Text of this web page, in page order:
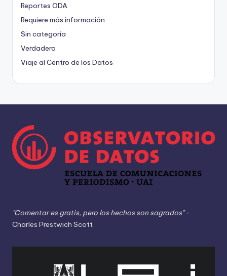
Reportes ODA
Requiere más información
Sin categoría
Verdadero
Viaje al Centro de los Datos
"Comentar es gratis, pero los hechos son sagrados"-
Charles Prestwich Scott